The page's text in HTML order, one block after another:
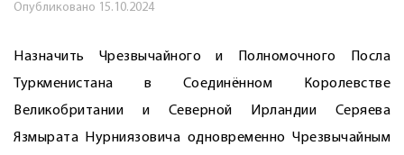
Опубликовано 15.10.2024
Назначить Чрезвычайного и Полномочного Посла
Туркменистана в Соединённом Королевстве
Великобритании и Северной Ирландии Серяева
Язмырата Нурниязовича одновременно Чрезвычайным